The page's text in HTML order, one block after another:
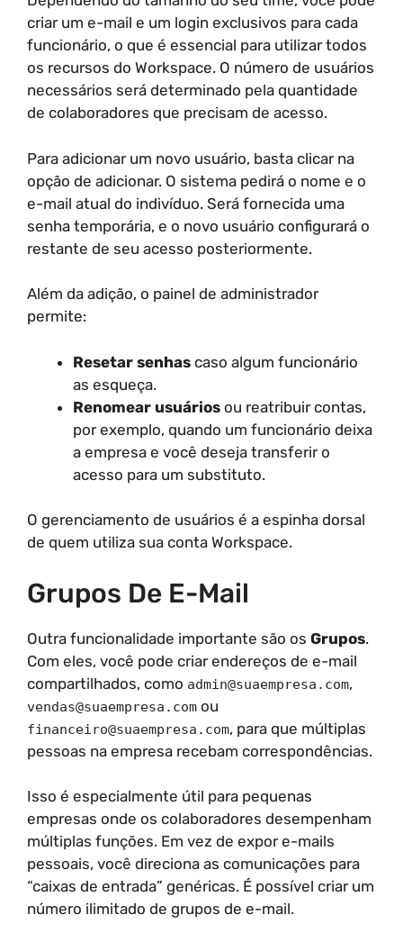
criar um e-mail e um login exclusivos para cada
funcionário, o que é essencial para utilizar todos
os recursos do Workspace. O número de usuários
necessários será determinado pela quantidade
de colaboradores que precisam de acesso.
Para adicionar um novo usuário, basta clicar na
opção de adicionar. O sistema pedirá o nome e o
e-mail atual do indivíduo. Será fornecida uma
senha temporária, e o novo usuário configurará o
restante de seu acesso posteriormente.
Além da adição, o painel de administrador
permite:
Resetar senhas caso algum funcionário
as esqueça.
Renomear usuários ou reatribuir contas,
por exemplo, quando um funcionário deixa
a empresa e você deseja transferir o
acesso para um substituto.
O gerenciamento de usuários é a espinha dorsal
de quem utiliza sua conta Workspace.
Grupos De E-Mail
Outra funcionalidade importante são os Grupos.
Com eles, você pode criar endereços de e-mail
compartilhados, como admin@suaempresa.com,
vendas@suaempresa.com ou
financeiro@suaempresa.com, para que múltiplas
pessoas na empresa recebam correspondências.
Isso é especialmente útil para pequenas
empresas onde os colaboradores desempenham
múltiplas funções. Em vez de expor e-mails
pessoais, você direciona as comunicações para
“caixas de entrada” genéricas. É possível criar um
número ilimitado de grupos de e-mail.